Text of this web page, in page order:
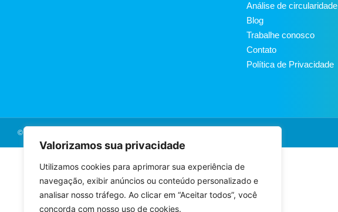
Valorizamos sua privacidade
Utilizamos cookies para aprimorar sua experiência de
navegação, exibir anúncios ou conteúdo personalizado e
analisar nosso tráfego. Ao clicar em “Aceitar todos”, você
concorda com nosso uso de cookies.
Análise de circularidade
Blog
Trabalhe conosco
Contato
Política de Privacidade
© Yattó - Todos os Direitos Reservados